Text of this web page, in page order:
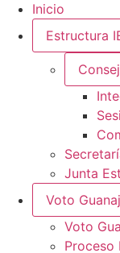
Inicio
Estructura
Junta
Voto
Voto
Proceso